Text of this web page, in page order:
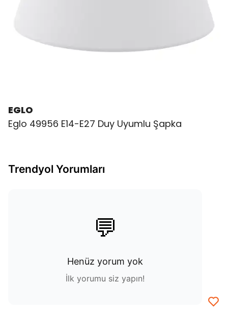
EGLO
Eglo 49956 E14-E27 Duy Uyumlu Şapka
Trendyol Yorumları
💬
Henüz yorum yok
İlk yorumu siz yapın!